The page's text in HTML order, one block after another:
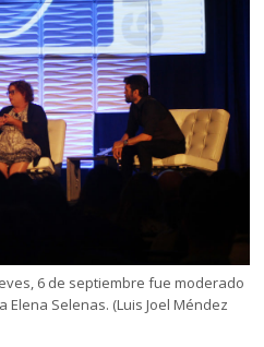
6 de septiembre fue moderado
Selenas. (Luis Joel Méndez